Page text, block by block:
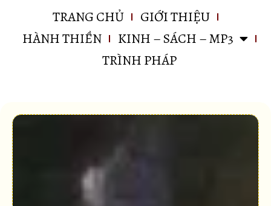
TRANG CHỦ
GIỚI THIỆU
HÀNH THIỀN
KINH – SÁCH – MP3
TRÌNH PHÁP